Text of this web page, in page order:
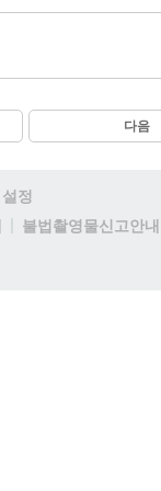
다음
설정
불법촬영물신고안내